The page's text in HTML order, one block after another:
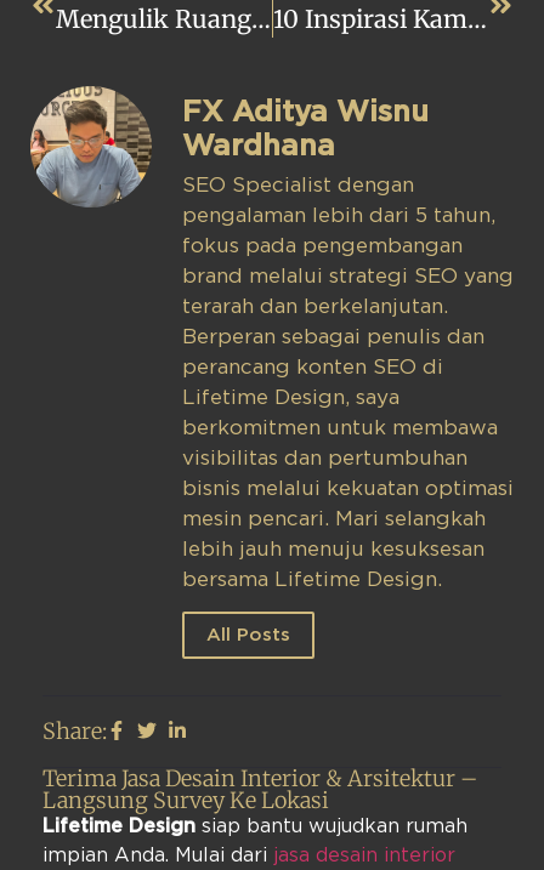
Mengulik Ruangan Di Desain Rumah Minimalis 2 Lantai 6×12 10 Inspirasi Kamar Anak Minimalis Versi Lifetime Design
FX Aditya Wisnu
Wardhana
SEO Specialist dengan
pengalaman lebih dari 5 tahun,
fokus pada pengembangan
brand melalui strategi SEO yang
terarah dan berkelanjutan.
Berperan sebagai penulis dan
perancang konten SEO di
Lifetime Design, saya
berkomitmen untuk membawa
visibilitas dan pertumbuhan
bisnis melalui kekuatan optimasi
mesin pencari. Mari selangkah
lebih jauh menuju kesuksesan
bersama Lifetime Design.
All Posts
Share:
Terima Jasa Desain Interior & Arsitektur –
Langsung Survey Ke Lokasi
Lifetime Design siap bantu wujudkan rumah
impian Anda. Mulai dari jasa desain interior